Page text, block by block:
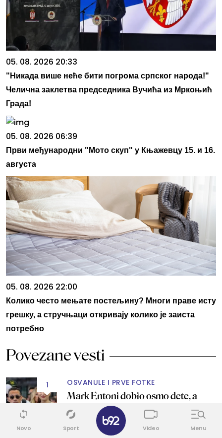
05. 08. 2026 20:33
"Никада више неће бити погрома српског народа!"
Челична заклетва председника Вучића из Мркоњић
Града!
05. 08. 2026 06:39
Први међународни "Мото скуп" у Књажевцу 15. и 16.
августа
05. 08. 2026 22:00
Колико често мењате постељину? Многи праве исту
грешку, а стручњаци откривају колико је заиста
потребно
Povezane vesti
1 OSVANULE I PRVE FOTKE
Mark Entoni dobio osmo dete, a
drugo sa 31 godinu mlađom
suprugom FOTO
Novo Sport Video Menu
✕